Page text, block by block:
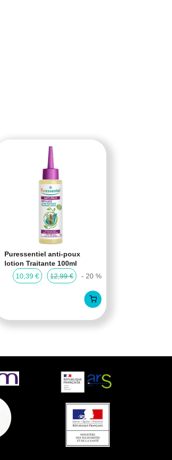
Puressentiel anti-poux
lotion Traitante 100ml
10,39 €
12,99 € - 20 %